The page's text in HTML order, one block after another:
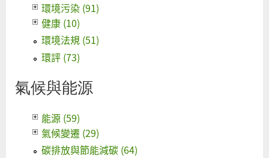
環境污染 (91)
健康 (10)
環境法規 (51)
環評 (73)
氣候與能源
能源 (59)
氣候變遷 (29)
碳排放與節能減碳 (64)